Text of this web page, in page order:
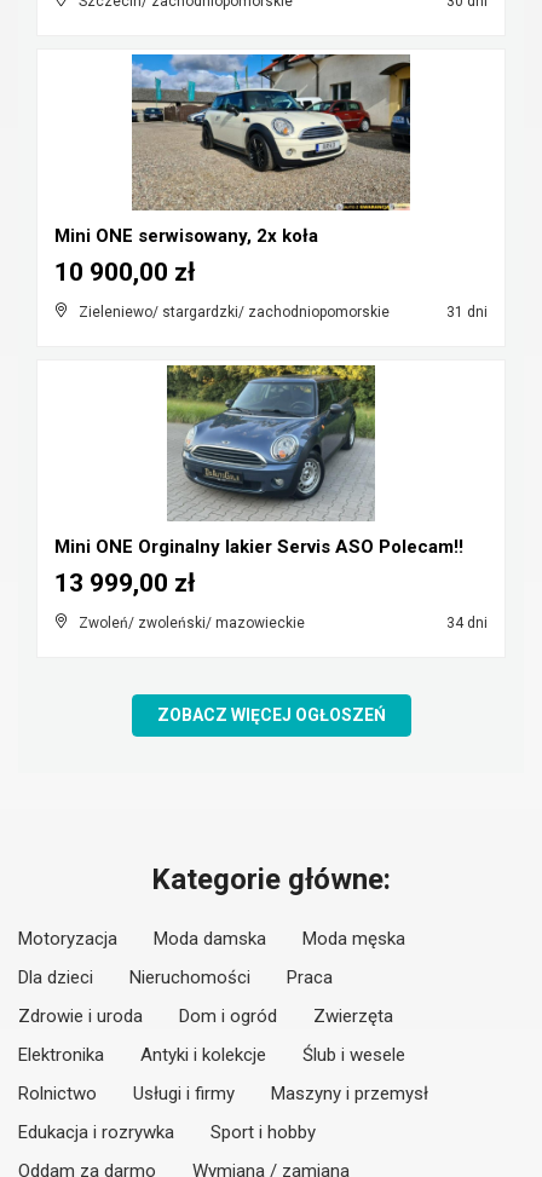
Mini ONE serwisowany, 2x koła
Zieleniewo/ stargardzki/ zachodniopomorskie 31 dni
10 900,00 zł
Mini ONE Orginalny lakier Servis ASO Polecam!!
Zwoleń/ zwoleński/ mazowieckie 34 dni
13 999,00 zł
ZOBACZ WIĘCEJ OGŁOSZEŃ
Kategorie główne:
Motoryzacja Moda damska
Moda męska
Dla dzieci
Nieruchomości
Praca
Zdrowie i uroda
Dom i ogród
Zwierzęta
Elektronika
Antyki i kolekcje
Ślub i wesele
Rolnictwo
Usługi i firmy
Maszyny i przemysł
Edukacja i rozrywka
Sport i hobby
Oddam za darmo
Wymiana / zamiana